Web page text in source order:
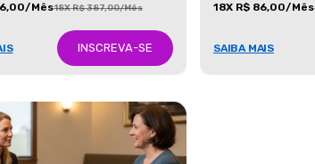
Mês18X R$ 387,00/Mês
INSCREVA-SE
18X R$ 86,00/Mês
SAIBA MAIS